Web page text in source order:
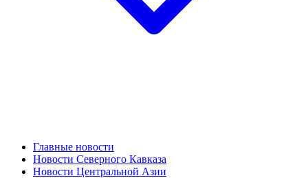
Главные новости
Новости Северного Кавказа
Новости Центральной Азии